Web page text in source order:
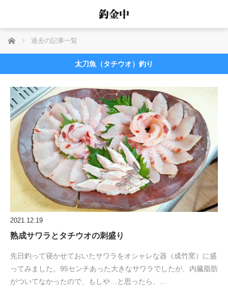
ホーム 過去の記事一覧
太刀魚（タチウオ）釣り
2021.12.19
熟成サワラとタチウオの刺盛り
先日釣って寝かせておいたサワラをオシャレな器（成竹窯）に盛
ってみました。95センチあった大きなサワラでしたが、内臓脂肪
がついてなかったので、もしや…と思ったら、…